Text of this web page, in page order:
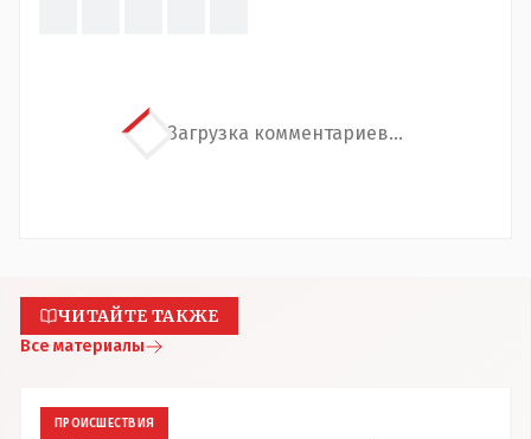
Загрузка комментариев...
ЧИТАЙТЕ ТАКЖЕ
Все материалы
ПРОИСШЕСТВИЯ